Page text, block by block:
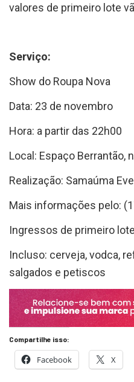
valores de primeiro lote
Serviço:
Show do Roupa Nova
Data: 23 de novembro
Hora: a partir das 22h00
Local: Espaço Berrantão,
Realização: Samaúma
Mais informações pelo:
Ingressos de primeiro
Incluso: cerveja, vodca,
salgados e petiscos
Compartilhe isso:
Facebook X